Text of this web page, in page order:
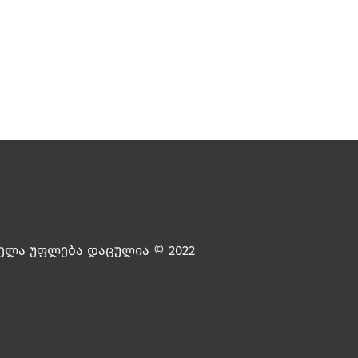
უფლება დაცულია © 2022